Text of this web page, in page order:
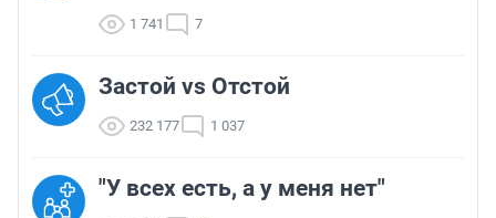
1 741 7
Застой vs Отстой
232 177 1 037
"У всех есть, а у меня нет"